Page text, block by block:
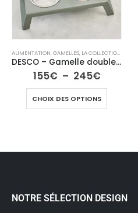
VOYAGE & TRANSPORT
ALIMENTATION,GAMELLES, LA COLLECTION CHIEN
DESCO – Gamelle double surélevée pour chien
155€ – 245€
CHOIX DES OPTIONS
NOTRE SÉLECTION DESIGN